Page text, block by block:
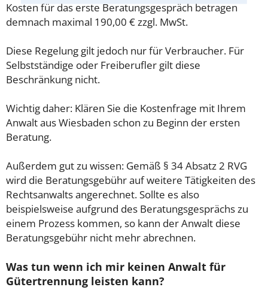
Kosten für das erste Beratungsgespräch betragen
demnach maximal 190,00 € zzgl. MwSt.
Diese Regelung gilt jedoch nur für Verbraucher. Für
Selbstständige oder Freiberufler gilt diese
Beschränkung nicht.
Wichtig daher: Klären Sie die Kostenfrage mit Ihrem
Anwalt aus Wiesbaden schon zu Beginn der ersten
Beratung.
Außerdem gut zu wissen: Gemäß § 34 Absatz 2 RVG
wird die Beratungsgebühr auf weitere Tätigkeiten des
Rechtsanwalts angerechnet. Sollte es also
beispielsweise aufgrund des Beratungsgesprächs zu
einem Prozess kommen, so kann der Anwalt diese
Beratungsgebühr nicht mehr abrechnen.
Was tun wenn ich mir keinen Anwalt für
Gütertrennung leisten kann?